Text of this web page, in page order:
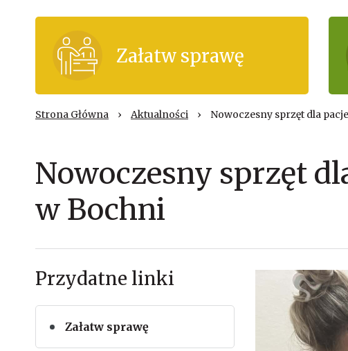
Załatw sprawę
Strona Główna › Aktualności › Nowoczesny sprzęt dla
Nowoczesny sprzęt
w Bochni
Przydatne linki
Załatw sprawę